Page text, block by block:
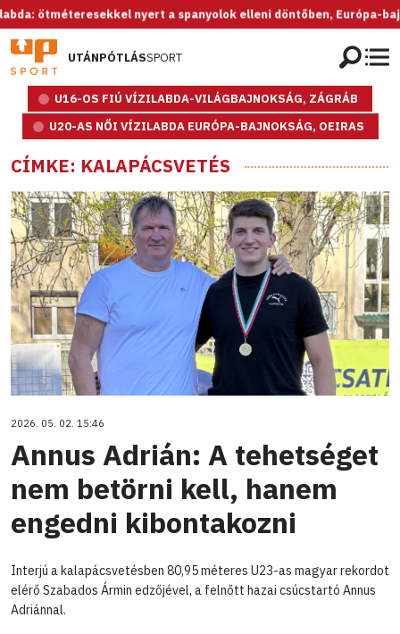
nyert a spanyolok elleni döntőben, Európa-bajnok az U20-
UTÁNPÓTLÁSSPORT
U16-OS FIÚ VÍZILABDA-VILÁGBAJNOKSÁG, ZÁGRÁB
U20-AS NŐI VÍZILABDA EURÓPA-BAJNOKSÁG, OEIRAS
CÍMKE: KALAPÁCSVETÉS
2026. 05. 02. 15:46
Annus Adrián: A tehetséget
nem betörni kell, hanem
engedni kibontakozni
Interjú a kalapácsvetésben 80,95 méteres U23-as magyar rekordot
elérő Szabados Ármin edzőjével, a felnőtt hazai csúcstartó Annus
Adriánnal.